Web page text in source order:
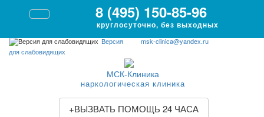
8 (495) 150-85-96
круглосуточно, без выходных
Версия
для слабовидящих
msk-clinica@yandex.ru
МСК-Клиника
наркологическая клиника
+ВЫЗВАТЬ ПОМОЩЬ 24 ЧАСА